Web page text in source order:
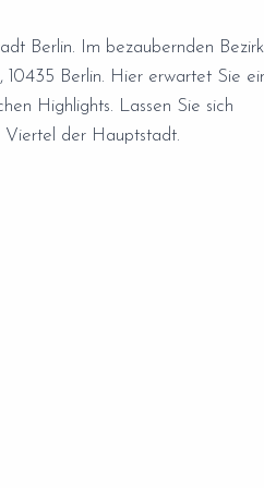
Berlin. Im bezaubernden Bezirk
10435 Berlin. Hier erwartet Sie
Highlights. Lassen Sie sich
Viertel der Hauptstadt.